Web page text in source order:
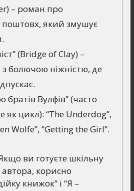
– роман про
який змушує
(Bridge of Clay) –
з болючою ніжністю, де
братів Вулфів” (часто
як цикл): “The Underdog”,
Wolfe”, “Getting the Girl”.
ви готуєте шкільну
корисно
книжок” і “Я –